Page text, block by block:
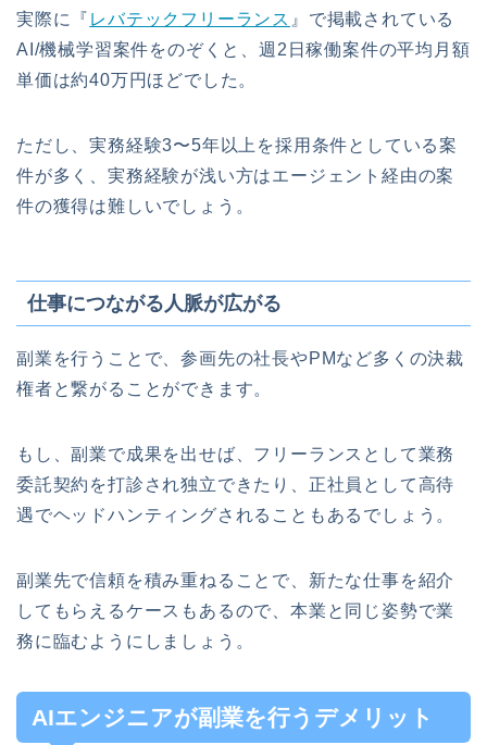
実際に『 レバテックフリーランス 』で掲載されている
AI/機械学習案件をのぞくと、週2日稼働案件の平均月額
単価は約40万円ほどでした。
ただし、実務経験3〜5年以上を採用条件としている案
件が多く、実務経験が浅い方はエージェント経由の案
件の獲得は難しいでしょう。
仕事につながる人脈が広がる
副業を行うことで、参画先の社長やPMなど多くの決裁
権者と繋がることができます。
もし、副業で成果を出せば、フリーランスとして業務
委託契約を打診され独立できたり、正社員として高待
遇でヘッドハンティングされることもあるでしょう。
副業先で信頼を積み重ねることで、新たな仕事を紹介
してもらえるケースもあるので、本業と同じ姿勢で業
務に臨むようにしましょう。
AIエンジニアが副業を行うデメリット